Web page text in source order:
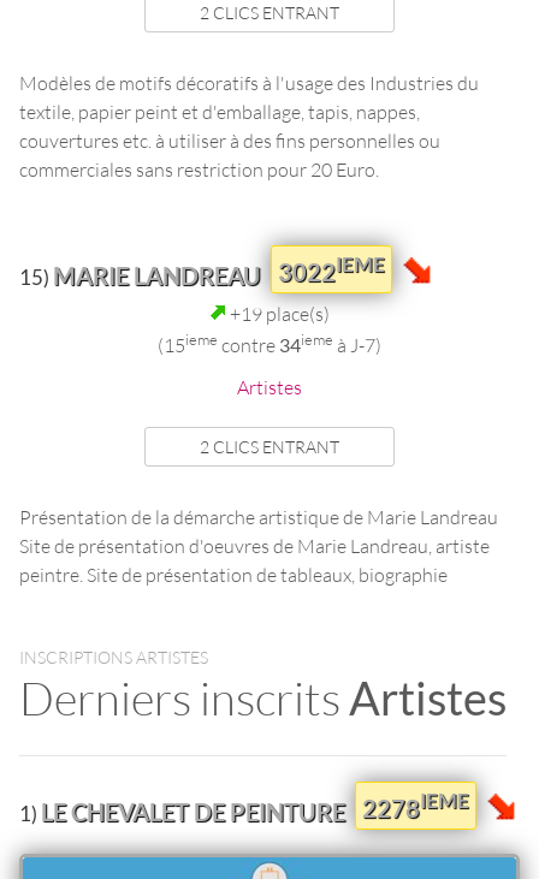
2 CLICS ENTRANT
Modèles de motifs décoratifs à l'usage des Industries du
textile, papier peint et d'emballage, tapis, nappes,
couvertures etc. à utiliser à des fins personnelles ou
commerciales sans restriction pour 20 Euro.
15) MARIE LANDREAU 3022IEME
+19 place(s)
(15ieme contre 34ieme à J-7)
Artistes
2 CLICS ENTRANT
Présentation de la démarche artistique de Marie Landreau
Site de présentation d'oeuvres de Marie Landreau, artiste
peintre. Site de présentation de tableaux, biographie
INSCRIPTIONS ARTISTES
Derniers inscritsArtistes
1) LE CHEVALET DE PEINTURE 2278IEME